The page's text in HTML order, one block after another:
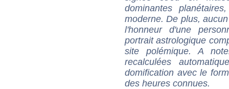
dominantes
moderne. De plus,
l'honneur d'une
portrait astrologique
site polémique. A
recalculées
domification avec le
des heures connues.